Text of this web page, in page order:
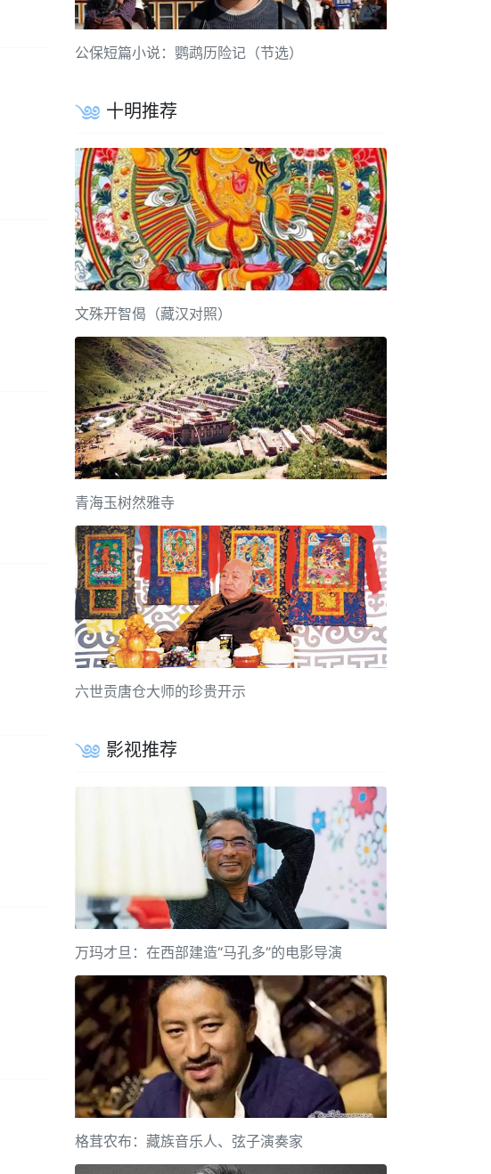
公保短篇小说：鹦鹉历险记（节选）
十明推荐
文殊开智偈（藏汉对照）
青海玉树然雅寺
六世贡唐仓大师的珍贵开示
影视推荐
万玛才旦：在西部建造“马孔多”的电影导演
格茸农布：藏族音乐人、弦子演奏家